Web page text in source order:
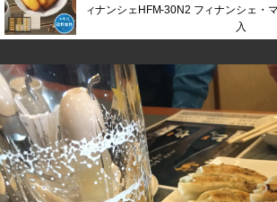
ィナンシェHFM-30N2 フィナンシェ・
入